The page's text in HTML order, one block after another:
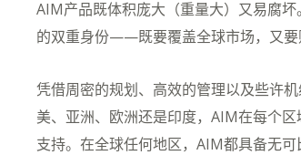
AIM产品既体积庞大（重量大）又易腐
的双重身份——既要覆盖全球市场，又要
凭借周密的规划、高效的管理以及些许
美、亚洲、欧洲还是印度，AIM在每个
支持。在全球任何地区，AIM都具备无